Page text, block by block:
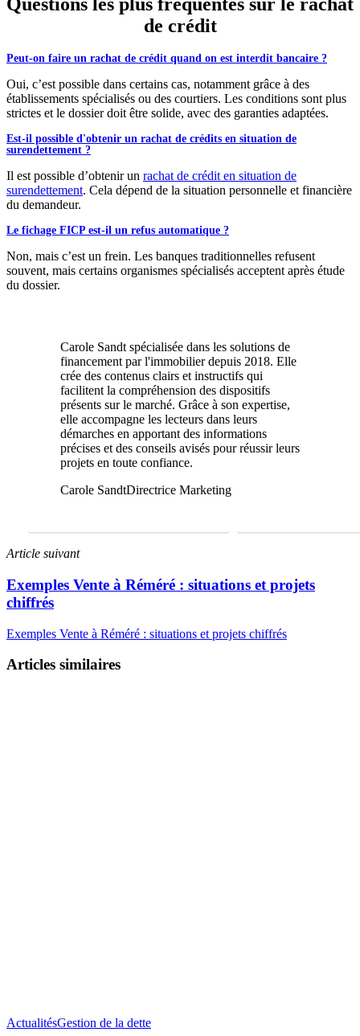
Questions les plus fréquentes sur le rachat
de crédit
Peut-on faire un rachat de crédit quand on est interdit bancaire ?
Oui, c’est possible dans certains cas, notamment grâce à des
établissements spécialisés ou des courtiers. Les conditions sont plus
strictes et le dossier doit être solide, avec des garanties adaptées.
Est-il possible d'obtenir un rachat de crédits en situation de
surendettement ?
Il est possible d’obtenir un rachat de crédit en situation de
surendettement. Cela dépend de la situation personnelle et financière
du demandeur.
Le fichage FICP est-il un refus automatique ?
Non, mais c’est un frein. Les banques traditionnelles refusent
souvent, mais certains organismes spécialisés acceptent après étude
du dossier.
Carole Sandt spécialisée dans les solutions de
financement par l'immobilier depuis 2018. Elle
crée des contenus clairs et instructifs qui
facilitent la compréhension des dispositifs
présents sur le marché. Grâce à son expertise,
elle accompagne les lecteurs dans leurs
démarches en apportant des informations
précises et des conseils avisés pour réussir leurs
projets en toute confiance.
Carole SandtDirectrice Marketing
Article suivant
Exemples Vente à Réméré : situations et projets
chiffrés
Exemples Vente à Réméré : situations et projets chiffrés
Articles similaires
ActualitésGestion de la detteDécryptage